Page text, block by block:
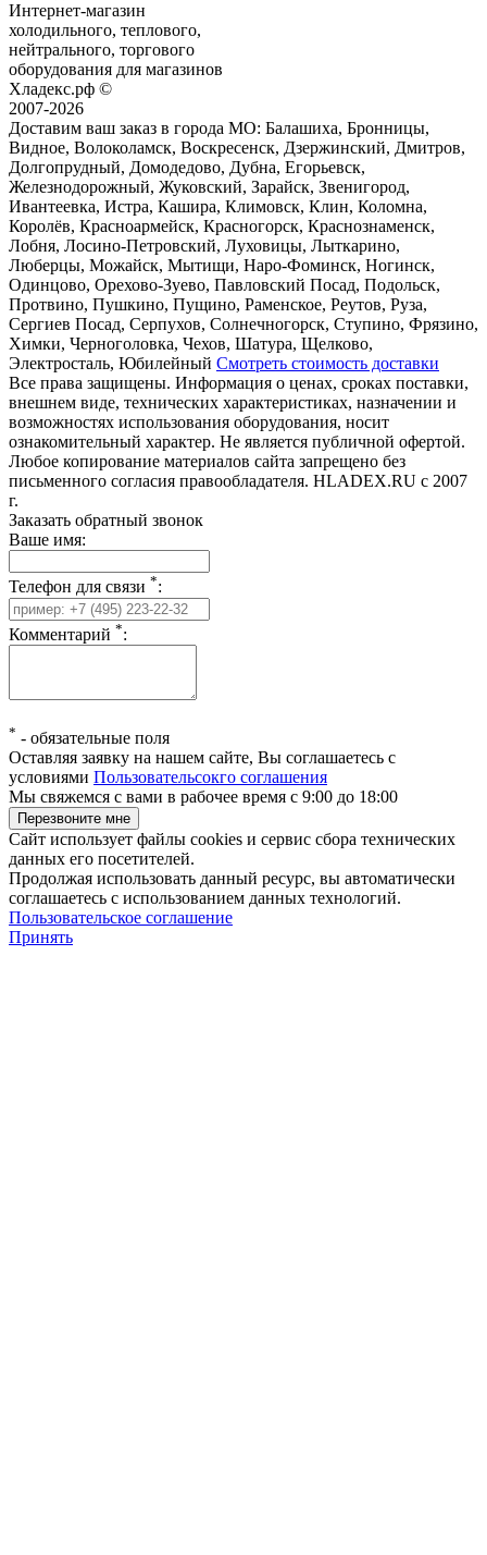
Интернет-магазин
холодильного, теплового,
нейтрального, торгового
оборудования для магазинов
Хладекс.рф ©
2007-2026
Доставим ваш заказ в города МО: Балашиха, Бронницы,
Видное, Волоколамск, Воскресенск, Дзержинский, Дмитров,
Долгопрудный, Домодедово, Дубна, Егорьевск,
Железнодорожный, Жуковский, Зарайск, Звенигород,
Ивантеевка, Истра, Кашира, Климовск, Клин, Коломна,
Королёв, Красноармейск, Красногорск, Краснознаменск,
Лобня, Лосино-Петровский, Луховицы, Лыткарино,
Люберцы, Можайск, Мытищи, Наро-Фоминск, Ногинск,
Одинцово, Орехово-Зуево, Павловский Посад, Подольск,
Протвино, Пушкино, Пущино, Раменское, Реутов, Руза,
Сергиев Посад, Серпухов, Солнечногорск, Ступино, Фрязино,
Химки, Черноголовка, Чехов, Шатура, Щелково,
Электросталь, Юбилейный Смотреть стоимость доставки
Все права защищены. Информация о ценах, сроках поставки,
внешнем виде, технических характеристиках, назначении и
возможностях использования оборудования, носит
ознакомительный характер. Не является публичной офертой.
Любое копирование материалов сайта запрещено без
письменного согласия правообладателя. HLADEX.RU c 2007
г.
Заказать обратный звонок
Ваше имя:
Телефон для связи *:
Комментарий *:
* - обязательные поля
Оставляя заявку на нашем сайте, Вы соглашаетесь с
условиями Пользовательсокго соглашения
Мы свяжемся с вами в рабочее время с 9:00 до 18:00
Сайт использует файлы cookies и сервис сбора технических
данных его посетителей.
Продолжая использовать данный ресурс, вы автоматически
соглашаетесь с использованием данных технологий.
Пользовательское соглашение
Принять